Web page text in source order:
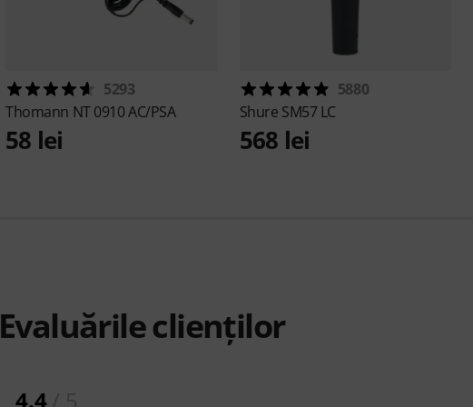
5293
Thomann NT 0910 AC/PSA
58 lei
5880
Shure SM57 LC
568 lei
Evaluările clienților
4.4/ 5